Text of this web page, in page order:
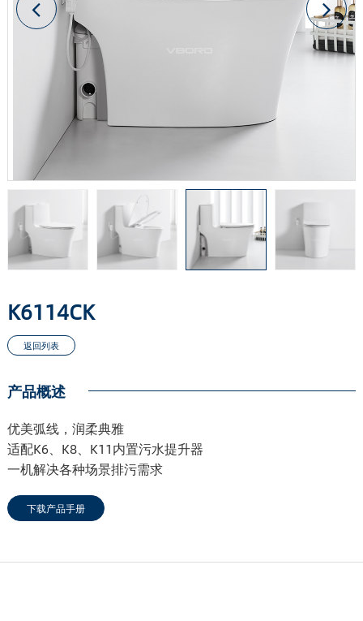
K6114CK
产品概述
优美弧线，润柔典雅
适配K6、K8、K11内置污水提升器
一机解决各种场景排污需求
下载产品手册